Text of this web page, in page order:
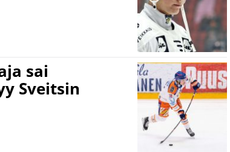
sai
Sveitsin